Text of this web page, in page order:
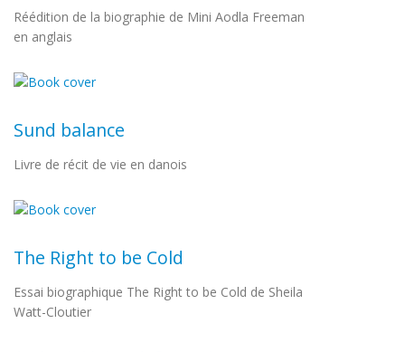
Réédition de la biographie de Mini Aodla Freeman
en anglais
Sund balance
Livre de récit de vie en danois
The Right to be Cold
Essai biographique The Right to be Cold de Sheila
Watt-Cloutier